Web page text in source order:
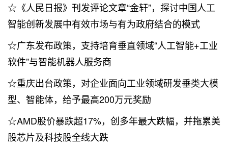
☆《人民日报》刊发评论文章“金轩”，探讨中国人工
智能创新发展中有效市场与有为政府结合的模式
☆广东发布政策，支持培育垂直领域“人工智能+工业
软件”与智能机器人服务商
☆重庆出台政策，对企业面向工业领域研发垂类大模
型、智能体，给予最高200万元奖励
☆AMD股价暴跌超17%，创多年最大跌幅，并拖累美
股芯片及科技股全线大跌